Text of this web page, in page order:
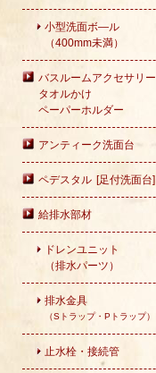
小型洗面ボ―ル
（400mm未満）
バスルームアクセサリー
タオルかけ
ペーパーホルダー
アンティーク洗面台
ペデスタル [足付洗面台]
給排水部材
ドレンユニット
（排水パーツ）
排水金具
（Sトラップ・Pトラップ）
止水栓・接続管